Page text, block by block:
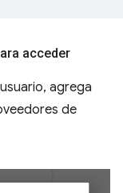
acceder
agrega
de